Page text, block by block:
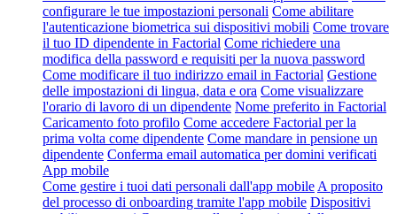
configurare le tue impostazioni personali Come abilitare
l'autenticazione biometrica sui dispositivi mobili Come trovare
il tuo ID dipendente in Factorial Come richiedere una
modifica della password e requisiti per la nuova password
Come modificare il tuo indirizzo email in Factorial Gestione
delle impostazioni di lingua, data e ora Come visualizzare
l'orario di lavoro di un dipendente Nome preferito in Factorial
Caricamento foto profilo Come accedere Factorial per la
prima volta come dipendente Come mandare in pensione un
dipendente Conferma email automatica per domini verificati
App mobile
Come gestire i tuoi dati personali dall'app mobile A proposito
del processo di onboarding tramite l'app mobile Dispositivi